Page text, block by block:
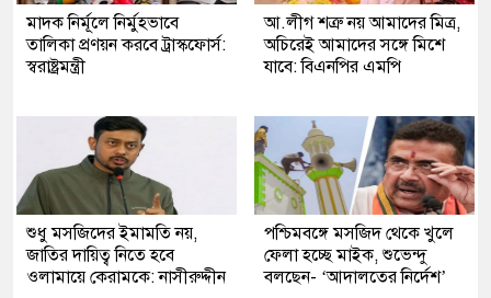
মাদক নির্মূলে নির্মুহভাবে
তালিকা প্রণয়ন করবে ট্রাস্কফোর্স:
স্বরাষ্ট্রমন্ত্রী
আ.লীগ শত্রু নয় আমাদের মিত্র,
অচিরেই আমাদের সঙ্গে মিশে
যাবে: বিএনপির এমপি
শুধু মসজিদের ইমামতি নয়,
জাতির দায়িত্ব নিতে হবে
ওলামায়ে কেরামকে: নাসীরুদ্দীন
পশ্চিমবঙ্গে মসজিদ থেকে খুলে
ফেলা হচ্ছে মাইক, শুভেন্দু
বলছেন- ‘আদালতের নির্দেশ’